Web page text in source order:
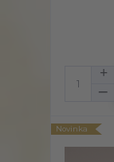
Novinka